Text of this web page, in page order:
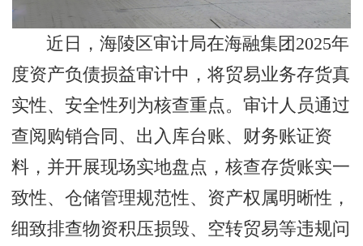
近日，海陵区审计局在海融集团2025年
度资产负债损益审计中，将贸易业务存货真
实性、安全性列为核查重点。审计人员通过
查阅购销合同、出入库台账、财务账证资
料，并开展现场实地盘点，核查存货账实一
致性、仓储管理规范性、资产权属明晰性，
细致排查物资积压损毁、空转贸易等违规问